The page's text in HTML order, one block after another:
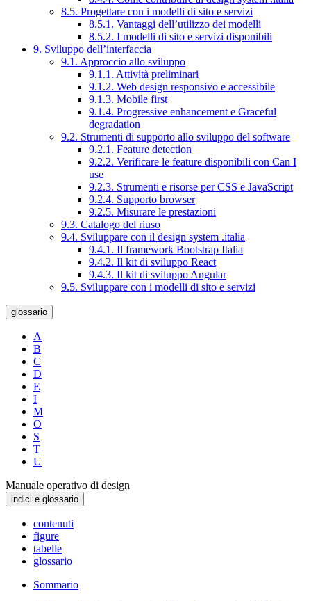
8.5. Progettare con i modelli di sito e servizi
8.5.1. Vantaggi dell’utilizzo dei modelli
8.5.2. I modelli di sito e servizi disponibili
9. Sviluppo dell’interfaccia
9.1. Approccio allo sviluppo
9.1.1. Attività preliminari
9.1.2. Web design responsivo e accessibile
9.1.3. Mobile first
9.1.4. Progressive enhancement e Graceful
degradation
9.2. Strumenti di supporto allo sviluppo del software
9.2.1. Feature detection
9.2.2. Verificare le feature disponibili con Can I
use
9.2.3. Strumenti e risorse per CSS e JavaScript
9.2.4. Supporto browser
9.2.5. Misurare le prestazioni
9.3. Catalogo del riuso
9.4. Sviluppare con il design system .italia
9.4.1. Il framework Bootstrap Italia
9.4.2. Il kit di sviluppo React
9.4.3. Il kit di sviluppo Angular
9.5. Sviluppare con i modelli di sito e servizi
glossario
A
B
C
D
E
I
M
O
S
T
U
Manuale operativo di design
indici e glossario
contenuti
figure
tabelle
glossario
Sommario